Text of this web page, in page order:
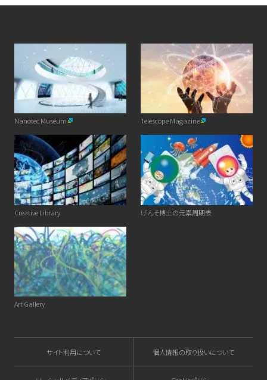
Nanotec Museum Telescope Magazine
Creative Library げんそ博士の元素周期表
Art Gallery
サイト利用について 個人情報の取り扱いについて